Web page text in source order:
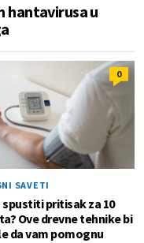
hantavirusa u
0
SAVETI
spustiti pritisak za 10
Ove drevne tehnike bi
da vam pomognu